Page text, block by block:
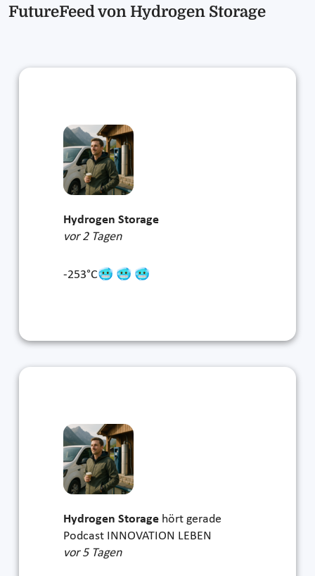
FutureFeed von Hydrogen Storage
Hydrogen Storage
vor 2 Tagen
-253°C🥶 🥶 🥶
Hydrogen Storage hört gerade
Podcast INNOVATION LEBEN
vor 5 Tagen